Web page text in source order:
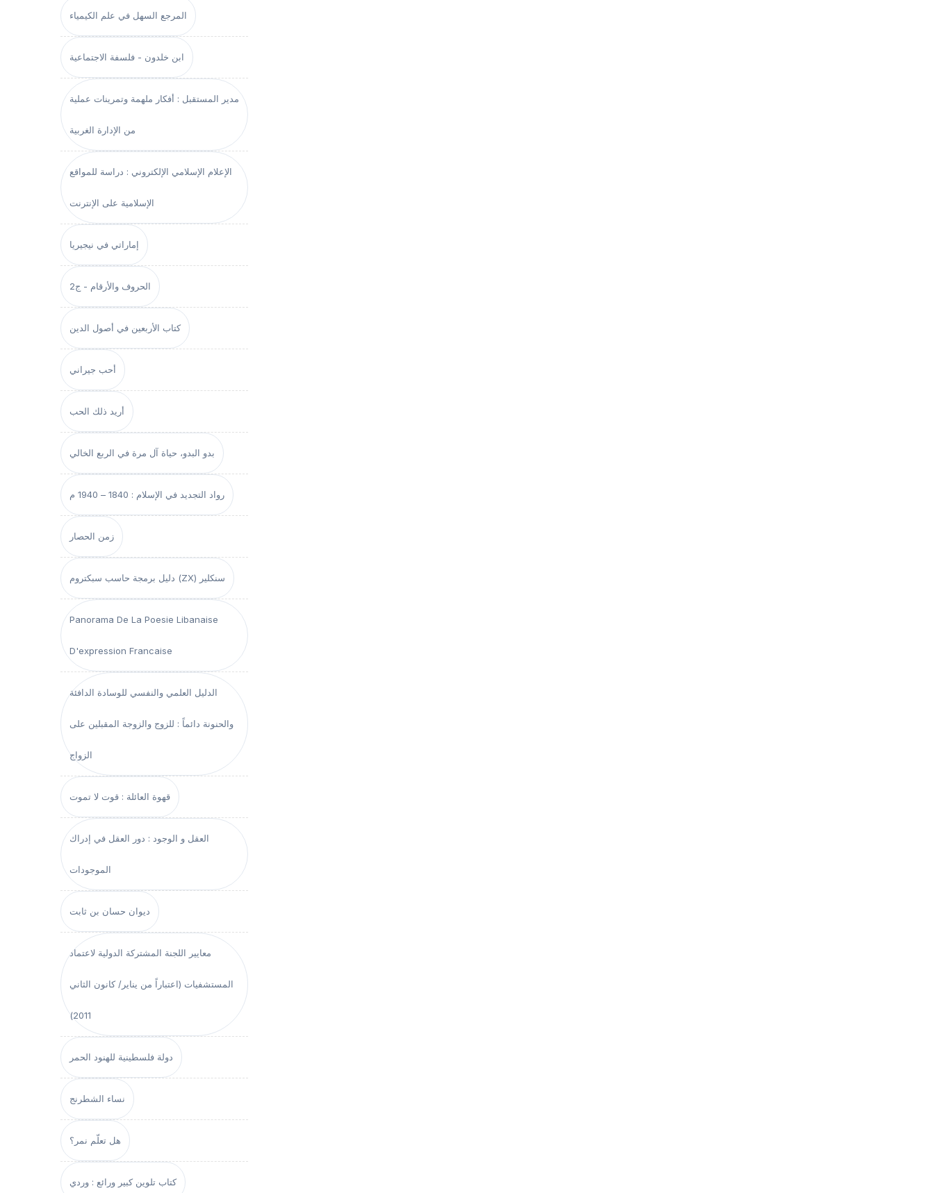
المرجع السهل في علم الكيمياء
ابن خلدون - فلسفة الاجتماعية
مدير المستقبل : أفكار ملهمة وتمرينات عملية
من الإدارة الغربية
الإعلام الإسلامي الإلكتروني : دراسة للمواقع
الإسلامية على الإنترنت
إماراتي في نيجيريا
الحروف والأرقام - ج2
كتاب الأربعين في أصول الدين
أحب جيراني
أريد ذلك الحب
بدو البدو، حياة آل مرة في الربع الخالي
رواد التجديد في الإسلام : 1840 – 1940 م
زمن الحصار
دليل برمجة حاسب سبكتروم (ZX) سنكلير
Panorama De La Poesie Libanaise
D'expression Francaise
الدليل العلمي والنفسي للوسادة الدافئة
والحنونة دائماً : للزوج والزوجة المقبلين على
الزواج
قهوة العائلة : قوت لا تموت
العقل و الوجود : دور العقل في إدراك
الموجودات
ديوان حسان بن ثابت
معايير اللجنة المشتركة الدولية لاعتماد
المستشفيات (اعتباراً من يناير/ كانون الثاني
2011)
دولة فلسطينية للهنود الحمر
نساء الشطرنج
هل تعلّم نمر؟
كتاب تلوين كبير ورائع : وردي